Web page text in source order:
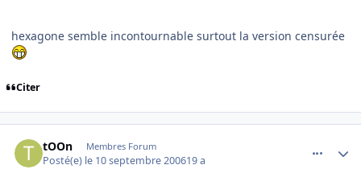
hexagone semble incontournable surtout la version censurée
Citer
tOOn Membres Forum
Posté(e) le 10 septembre 200619 a